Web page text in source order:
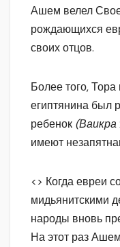
Ашем велел
рождающихся
своих отцов.
Более того, Тора
египтянина был
ребенок (Ваикра
имеют
<> Когда евреи
мидьянитскими
народы вновь
На этот раз